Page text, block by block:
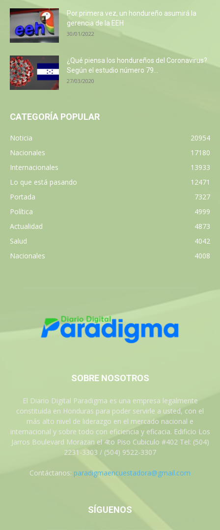
Por primera vez, un hondureño asumirá la
gerencia de la EEH
30/01/2022
¿Qué piensa los hondureños del Coronavirus?
Según el estudio número 79...
27/03/2020
CATEGORÍA POPULAR
Noticia
20954
Nacionales
17180
Internacionales
13933
Lo que está pasando
12471
Portada
7327
Política
4999
Actualidad
4873
Salud
4042
Nacionales
4008
SOBRE NOSOTROS
El Diario Digital Paradigma es una empresa legalmente
constituida en Honduras para poder servirle a usted, con el
más alto nivel de liderazgo en el mercado nacional e
internacional y sobre todo con eficiencia y eficacia. Edificio Los
Jarros Boulevard Morazan el 4to Piso Cubiculo #402 Tel: (504)
2231-3303 / (504) 9522-3307
Contáctanos: paradigmaencuestadora@gmail.com
SÍGUENOS